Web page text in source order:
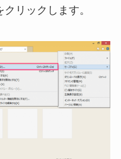
リックします。